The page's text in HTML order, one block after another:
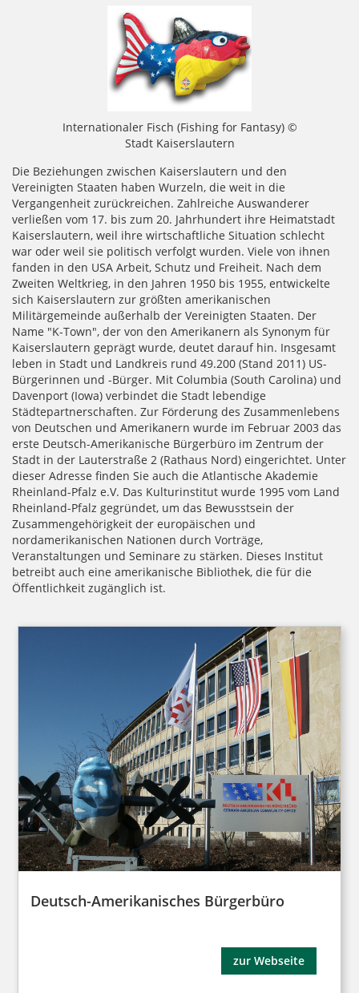
Internationaler Fisch (Fishing for Fantasy) ©
Stadt Kaiserslautern
Die Beziehungen zwischen Kaiserslautern und den
Vereinigten Staaten haben Wurzeln, die weit in die
Vergangenheit zurückreichen. Zahlreiche Auswanderer
verließen vom 17. bis zum 20. Jahrhundert ihre Heimatstadt
Kaiserslautern, weil ihre wirtschaftliche Situation schlecht
war oder weil sie politisch verfolgt wurden. Viele von ihnen
fanden in den USA Arbeit, Schutz und Freiheit. Nach dem
Zweiten Weltkrieg, in den Jahren 1950 bis 1955, entwickelte
sich Kaiserslautern zur größten amerikanischen
Militärgemeinde außerhalb der Vereinigten Staaten. Der
Name "K-Town", der von den Amerikanern als Synonym für
Kaiserslautern geprägt wurde, deutet darauf hin. Insgesamt
leben in Stadt und Landkreis rund 49.200 (Stand 2011) US-
Bürgerinnen und -Bürger. Mit Columbia (South Carolina) und
Davenport (Iowa) verbindet die Stadt lebendige
Städtepartnerschaften. Zur Förderung des Zusammenlebens
von Deutschen und Amerikanern wurde im Februar 2003 das
erste Deutsch-Amerikanische Bürgerbüro im Zentrum der
Stadt in der Lauterstraße 2 (Rathaus Nord) eingerichtet. Unter
dieser Adresse finden Sie auch die Atlantische Akademie
Rheinland-Pfalz e.V. Das Kulturinstitut wurde 1995 vom Land
Rheinland-Pfalz gegründet, um das Bewusstsein der
Zusammengehörigkeit der europäischen und
nordamerikanischen Nationen durch Vorträge,
Veranstaltungen und Seminare zu stärken. Dieses Institut
betreibt auch eine amerikanische Bibliothek, die für die
Öffentlichkeit zugänglich ist.
Deutsch-Amerikanisches Bürgerbüro
zur Webseite